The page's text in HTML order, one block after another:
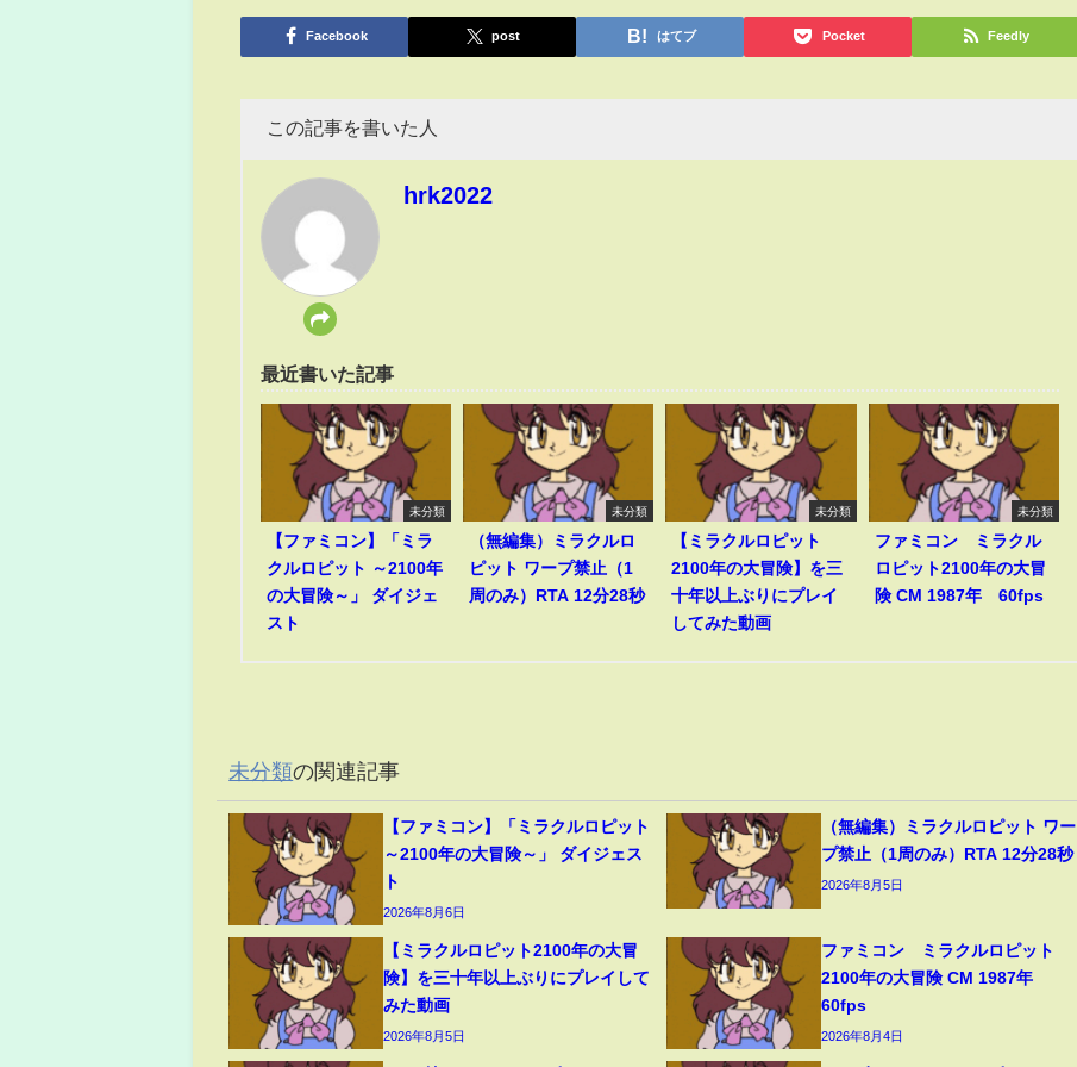
有
Facebook post はてブ Pocket Feedly
この記事を書いた人
hrk2022
最近書いた記事
未分類
【ファミコン】「ミラ
クルロピット ～2100年
の大冒険～」 ダイジェ
スト
未分類
（無編集）ミラクルロ
ピット ワープ禁止（1
周のみ）RTA 12分28秒
未分類
【ミラクルロピット
2100年の大冒険】を三
十年以上ぶりにプレイ
してみた動画
未分類
ファミコン ミラクル
ロピット2100年の大冒
険 CM 1987年 60fps
未分類の関連記事
【ファミコン】「ミラクルロピット
～2100年の大冒険～」 ダイジェス
ト
2026年8月6日
（無編集）ミラクルロピット ワー
プ禁止（1周のみ）RTA 12分28秒
2026年8月5日
【ミラクルロピット2100年の大冒
険】を三十年以上ぶりにプレイして
みた動画
2026年8月5日
ファミコン ミラクルロピット
2100年の大冒険 CM 1987年
60fps
2026年8月4日